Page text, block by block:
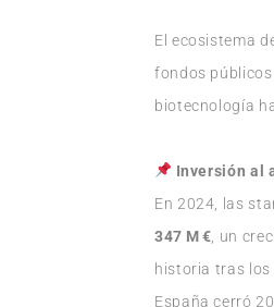
El ecosistema
fondos
biotecnología
Inversión al
En 2024, las
347 M € , un
historia tras los
España cerró